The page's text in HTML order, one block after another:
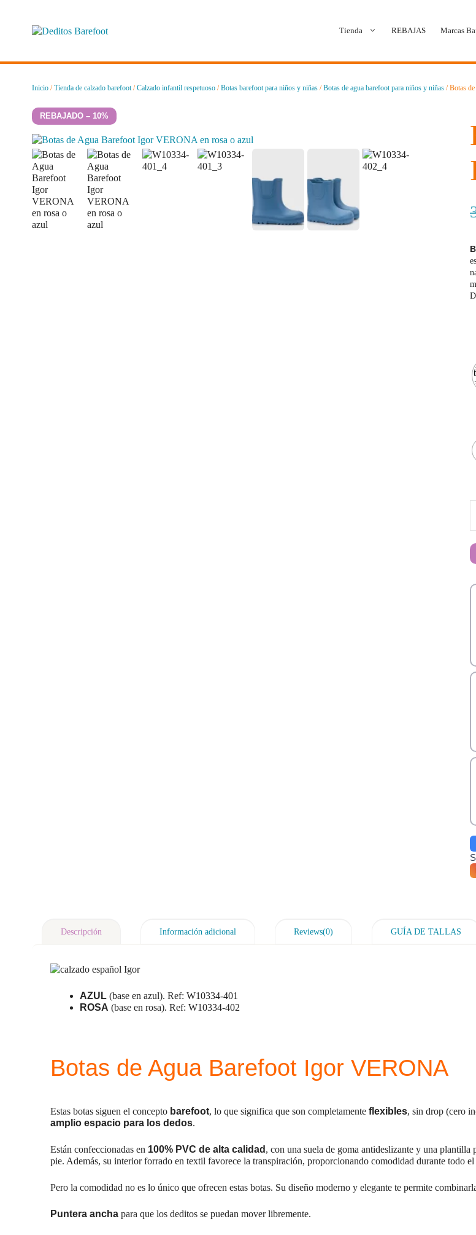
contenido
Tienda REBAJAS Marcas
Ballop
Crave Barefoot
Coimbra
Dada
D.D.
Hi-
Inicio /Tienda de calzado barefoot/Calzado infantil respetuoso /Botas barefoot para niños y niñas /Botas de agua barefoot para niños y niñas / Botas
REBAJADO – 10%
Descripción Información adicional Reviews(0) GUÍA DE TALLAS
AZUL (base en azul). Ref: W10334-401
ROSA (base en rosa). Ref: W10334-402
Botas de Agua Barefoot Igor VERONA
Estas botas siguen el concepto barefoot, lo que significa que son completamente flexibles, sin drop (cero
amplio espacio para los dedos.
Están confeccionadas en 100% PVC de alta calidad , con una suela de goma antideslizante y una
pie. Además, su interior forrado en textil favorece la transpiración, proporcionando comodidad durante todo el
Pero la comodidad no es lo único que ofrecen estas botas. Su diseño moderno y elegante te permite
Puntera ancha para que los deditos se puedan mover libremente.